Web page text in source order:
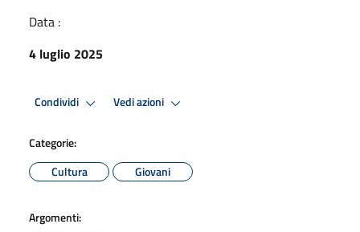
Data :
4 luglio 2025
Condividi Vedi azioni
Categorie:
Cultura
Giovani
Argomenti: